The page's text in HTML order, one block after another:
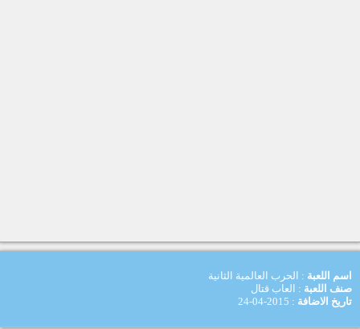
اسم اللعبة : الحرب العالمية الثانية
صنف اللعبة : العاب قتال
تاريخ الاضافة : 2015-04-24